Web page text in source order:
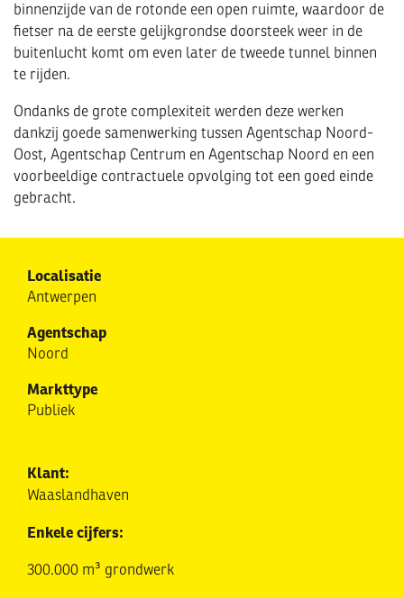
binnenzijde van de rotonde een open ruimte, waardoor de
fietser na de eerste gelijkgrondse doorsteek weer in de
buitenlucht komt om even later de tweede tunnel binnen
te rijden.
Ondanks de grote complexiteit werden deze werken
dankzij goede samenwerking tussen Agentschap Noord-
Oost, Agentschap Centrum en Agentschap Noord en een
voorbeeldige contractuele opvolging tot een goed einde
gebracht.
Localisatie
Antwerpen
Agentschap
Noord
Markttype
Publiek
Klant:
Waaslandhaven
Enkele cijfers:
300.000 m³ grondwerk